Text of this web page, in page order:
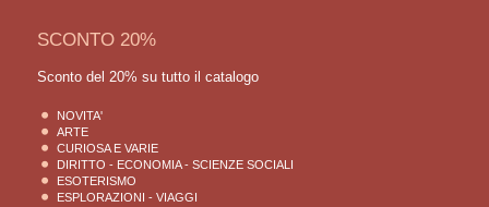
SCONTO 20%
Sconto del 20% su tutto il catalogo
NOVITA'
ARTE
CURIOSA E VARIE
DIRITTO - ECONOMIA - SCIENZE SOCIALI
ESOTERISMO
ESPLORAZIONI - VIAGGI